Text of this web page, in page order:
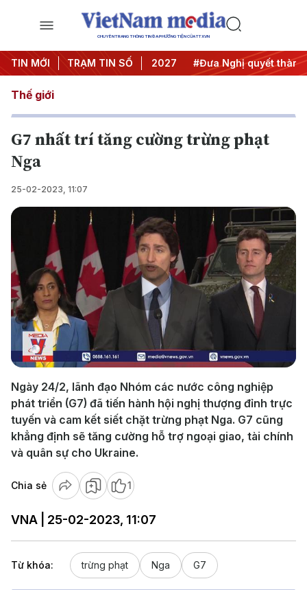
CHUYÊN TRANG THÔNG TIN ĐA PHƯƠNG TIỆN CỦA TTXVN
TIN MỚI TRẠM TIN SỐ
Trung ương 3 #APEC 2027 #Đưa Nghị quyết thành
Thế giới
G7 nhất trí tăng cường trừng phạt
Nga
25-02-2023, 11:07
Play
Video
Ngày 24/2, lãnh đạo Nhóm các nước công nghiệp
phát triển (G7) đã tiến hành hội nghị thượng đỉnh trực
tuyến và cam kết siết chặt trừng phạt Nga. G7 cũng
khẳng định sẽ tăng cường hỗ trợ ngoại giao, tài chính
và quân sự cho Ukraine.
Chia sẻ 1
VNA | 25-02-2023, 11:07
Từ khóa: trừng phạt Nga G7